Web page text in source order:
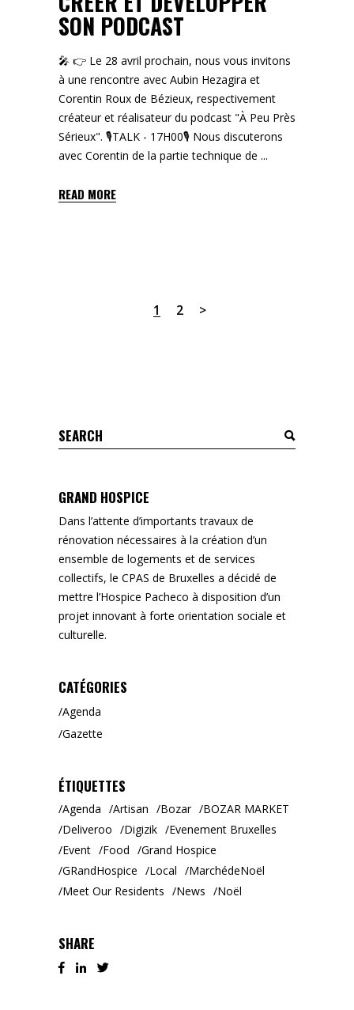
SON PODCAST
🎤 👉 Le 28 avril prochain, nous vous invitons
à une rencontre avec Aubin Hezagira et
Corentin Roux de Bézieux, respectivement
créateur et réalisateur du podcast "À Peu Près
Sérieux". 🎙TALK - 17H00🎙 Nous discuterons
avec Corentin de la partie technique de
READ MORE
1 2
Search
for:
GRAND HOSPICE
Dans l’attente d’importants travaux de
rénovation nécessaires à la création d’un
ensemble de logements et de services
collectifs, le CPAS de Bruxelles a décidé de
mettre l’Hospice Pacheco à disposition d’un
projet innovant à forte orientation sociale et
culturelle.
CATÉGORIES
Agenda
Gazette
ÉTIQUETTES
Agenda Artisan Bozar
BOZAR MARKET
Deliveroo
Digizik
Evenement Bruxelles
Event
Food
Grand Hospice
GRandHospice
Local
MarchédeNoël
Meet Our Residents
News Noël
SHARE